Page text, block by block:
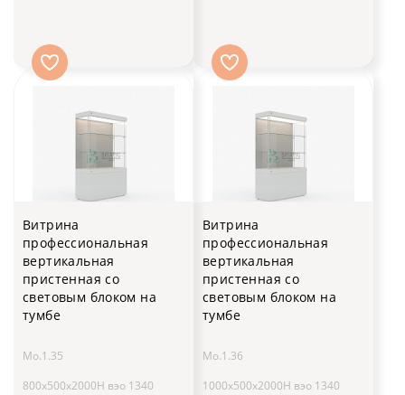
Витрина
профессиональная
вертикальная
пристенная со
световым блоком на
тумбе
Мо.1.35
800х500х2000H вэо 1340
Витрина
профессиональная
вертикальная
пристенная со
световым блоком на
тумбе
Мо.1.36
1000х500х2000H вэо 1340